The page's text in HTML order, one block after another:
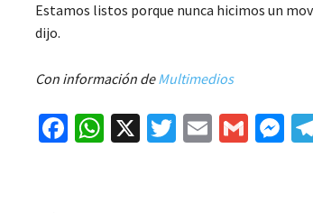
Estamos listos porque nunca hicimos un
dijo.
Con información deMultimedios
Fa W X
T
E
G
M